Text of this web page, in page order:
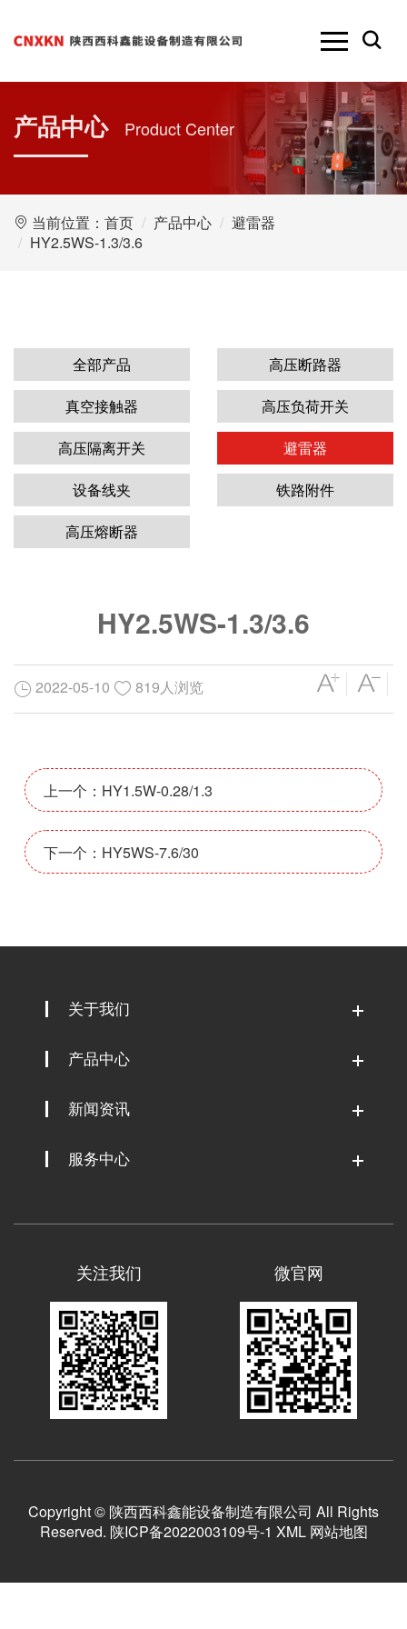
产品中心 Product Center
当前位置： 首页 产品中心
避雷器
HY2.5WS-1.3/3.6
全部产品
高压断路器
真空接触器
高压负荷开关
高压隔离开关
避雷器
设备线夹
铁路附件
高压熔断器
HY2.5WS-1.3/3.6
2022-05-10 819人浏览
上一个：HY1.5W-0.28/1.3
下一个：HY5WS-7.6/30
关于我们
产品中心
新闻资讯
服务中心
微官网
关注我们
Copyright © 陕西西科鑫能设备制造有限公司 All Rights
Reserved. 陕ICP备2022003109号-1 XML 网站地图